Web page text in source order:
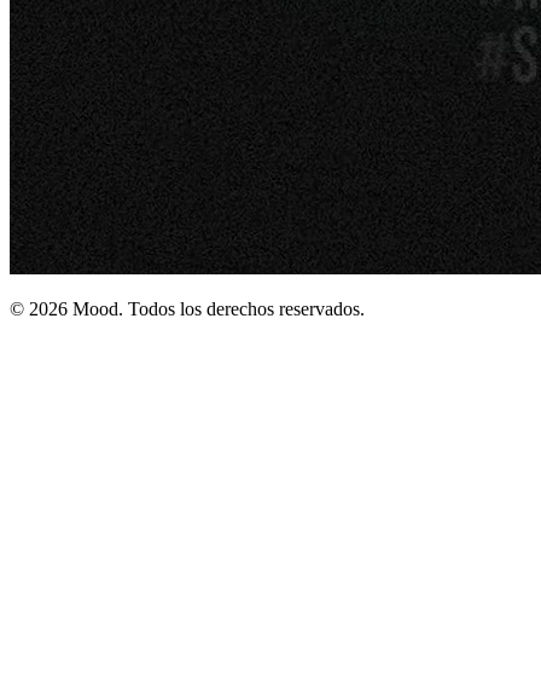
© 2026 Mood. Todos los derechos reservados.